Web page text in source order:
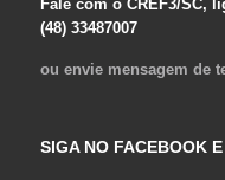
Fale com o CREF3/SC,
(48) 33487007
ou envie mensagem de
SIGA NO FACEBOOK